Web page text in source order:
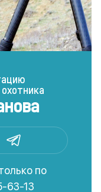
по
63-13